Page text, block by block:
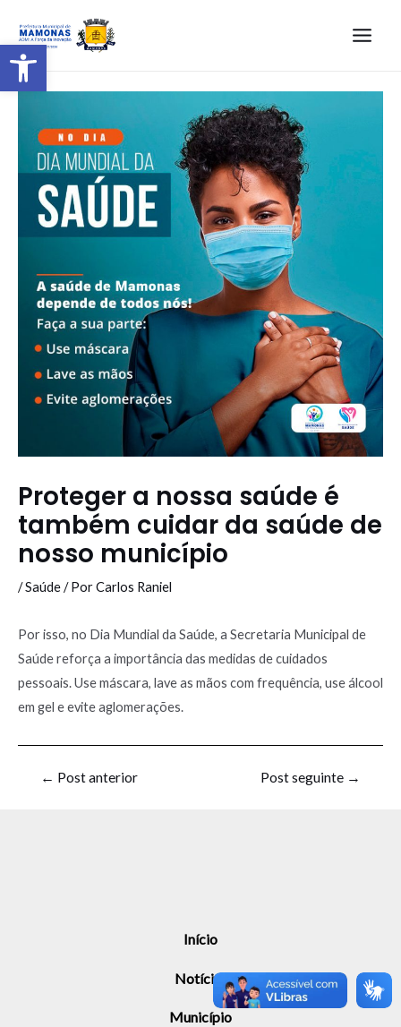
Barra de Ferramentas Aberta
Proteger a nossa saúde é
também cuidar da saúde de
nosso município
/Saúde/ PorCarlos Raniel
Por isso, no Dia Mundial da Saúde, a Secretaria Municipal de
Saúde reforça a importância das medidas de cuidados
pessoais. Use máscara, lave as mãos com frequência, use álcool
em gel e evite aglomerações.
← Post anterior Post seguinte →
Início
Notícias
Município